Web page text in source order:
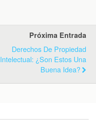
Próxima Entrada
Derechos De Propiedad
Intelectual: ¿Son Estos Una
Buena Idea?